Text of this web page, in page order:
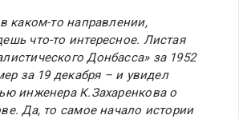
каком-то направлении,
что-то интересное. Листая
Донбасса» за 1952
за 19 декабря – и увидел
инженера К.Захаренкова о
Да, то самое начало истории